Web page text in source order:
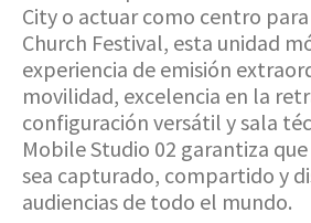
City o actuar como centro
Church Festival, esta unidad
experiencia de emisión
movilidad, excelencia en la
configuración versátil y sala
Mobile Studio 02 garantiza
sea capturado, compartido y
audiencias de todo el mundo.